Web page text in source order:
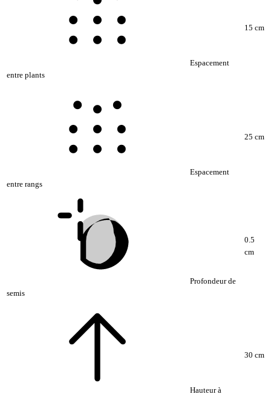
Espacement
entre plants
15 cm
Espacement
entre rangs
25 cm
Profondeur de
semis
0.5
cm
Hauteur à
30 cm